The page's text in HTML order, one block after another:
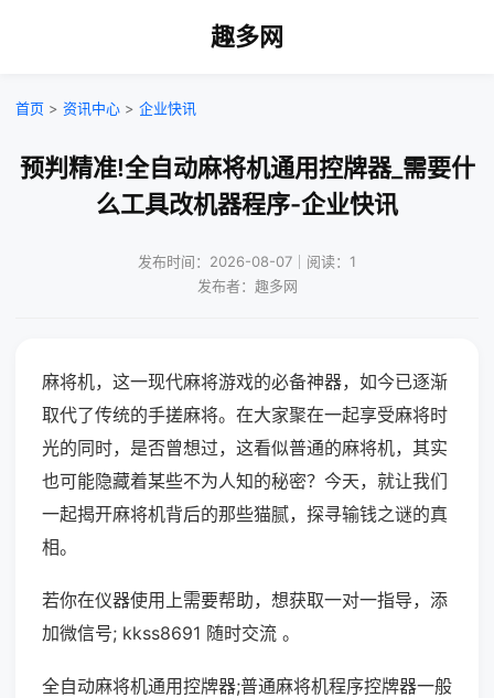
趣多网
首页 > 资讯中心 > 企业快讯
预判精准!全自动麻将机通用控牌器_需要什
么工具改机器程序-企业快讯
发布时间：2026-08-07｜阅读：1
发布者：趣多网
麻将机，这一现代麻将游戏的必备神器，如今已逐渐
取代了传统的手搓麻将。在大家聚在一起享受麻将时
光的同时，是否曾想过，这看似普通的麻将机，其实
也可能隐藏着某些不为人知的秘密？今天，就让我们
一起揭开麻将机背后的那些猫腻，探寻输钱之谜的真
相。
若你在仪器使用上需要帮助，想获取一对一指导，添
加微信号; kkss8691 随时交流 。
全自动麻将机通用控牌器;普通麻将机程序控牌器一般